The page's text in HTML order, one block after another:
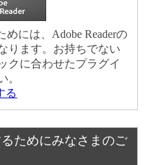
には、Adobe Readerの
ります。お持ちでない
クに合わせたプラグイ
。
る
ためにみなさまのご